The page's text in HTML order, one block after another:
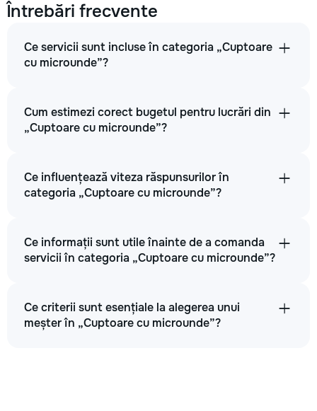
Întrebări frecvente
Ce servicii sunt incluse în categoria „Cuptoare
cu microunde”?
Cum estimezi corect bugetul pentru lucrări din
„Cuptoare cu microunde”?
Ce influențează viteza răspunsurilor în
categoria „Cuptoare cu microunde”?
Ce informații sunt utile înainte de a comanda
servicii în categoria „Cuptoare cu microunde”?
Ce criterii sunt esențiale la alegerea unui
meșter în „Cuptoare cu microunde”?